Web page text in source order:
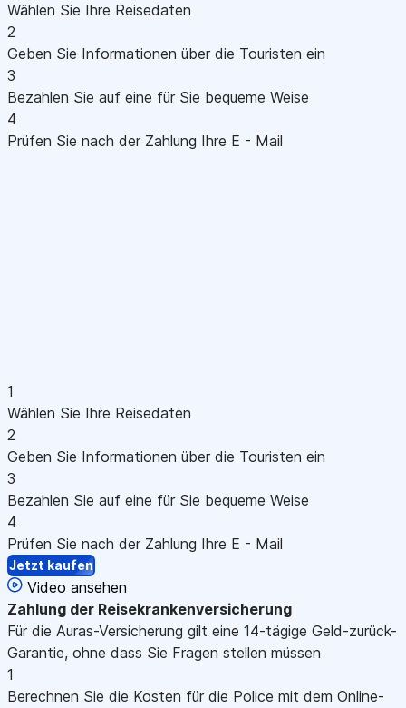
Wählen Sie Ihre Reisedaten
2
Geben Sie Informationen über die Touristen ein
3
Bezahlen Sie auf eine für Sie bequeme Weise
4
Prüfen Sie nach der Zahlung Ihre E - Mail
1
Wählen Sie Ihre Reisedaten
2
Geben Sie Informationen über die Touristen ein
3
Bezahlen Sie auf eine für Sie bequeme Weise
4
Prüfen Sie nach der Zahlung Ihre E - Mail
Jetzt kaufen
Video ansehen
Zahlung der Reisekrankenversicherung
Für die Auras-Versicherung gilt eine 14-tägige Geld-zurück-
Garantie, ohne dass Sie Fragen stellen müssen
1
Berechnen Sie die Kosten für die Police mit dem Online-